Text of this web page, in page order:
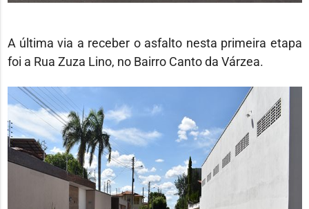
A última via a receber o asfalto nesta primeira etapa
foi a Rua Zuza Lino, no Bairro Canto da Várzea.